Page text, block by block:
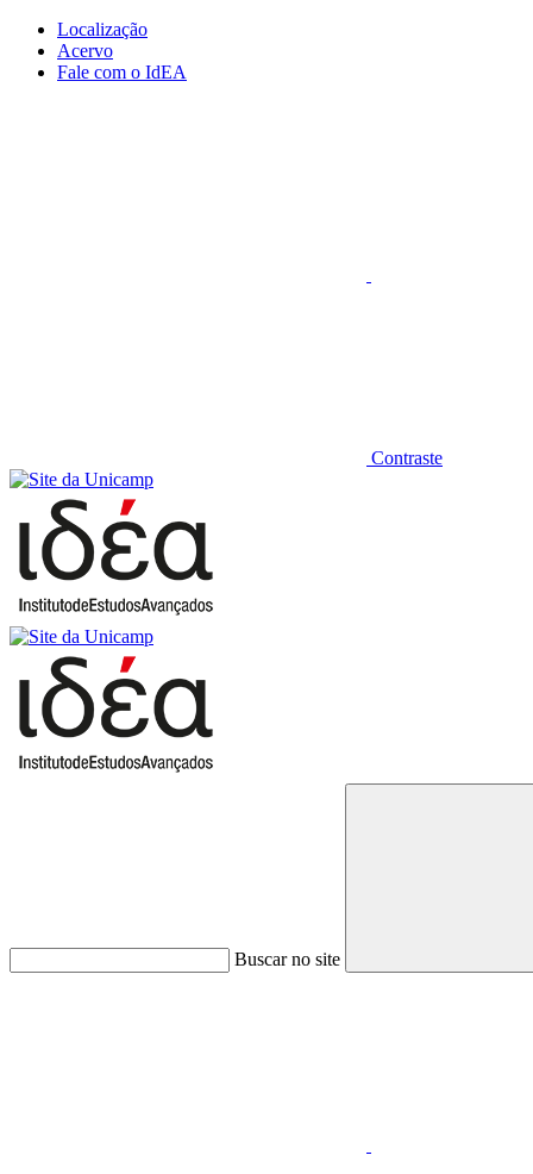
Conteúdo principal
Localização
Acervo
Fale com o IdEA
Contraste
Buscar no site